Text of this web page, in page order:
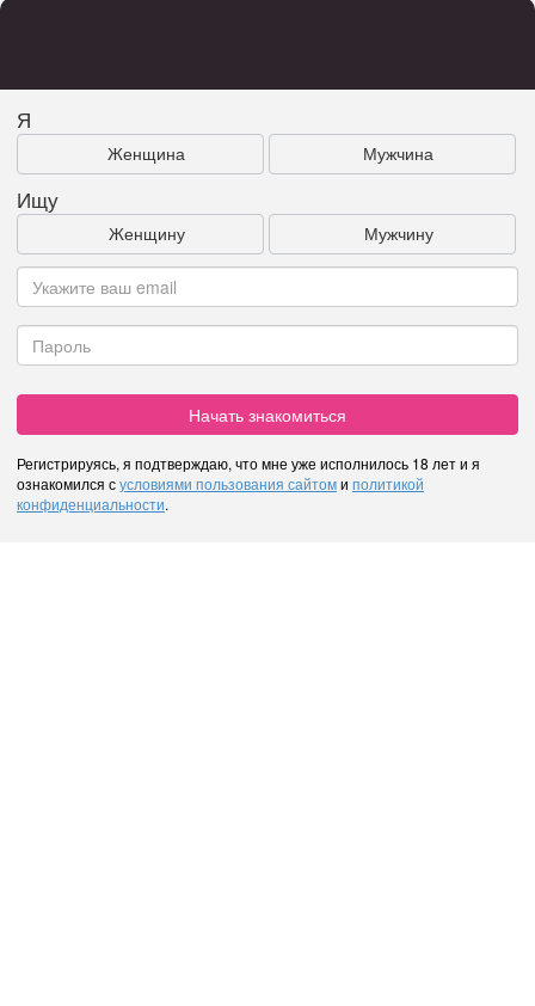
Я
Женщина Мужчина
Ищу
Женщину Мужчину
Начать знакомиться
Регистрируясь, я подтверждаю, что мне уже исполнилось 18 лет и я
ознакомился сусловиями пользования сайтоми политикой
конфиденциальности.